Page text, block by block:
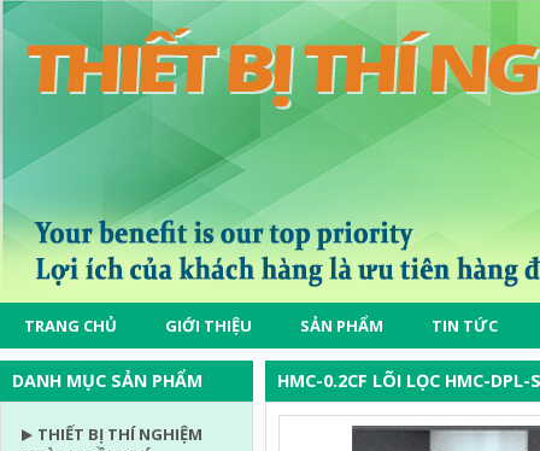
TRANG CHỦ GIỚI THIỆU SẢN PHẨM TIN TỨC
DANH MỤC SẢN PHẨM
THIẾT BỊ THÍ NGHIỆM
HMC-0.2CF LÕI LỌC HMC-